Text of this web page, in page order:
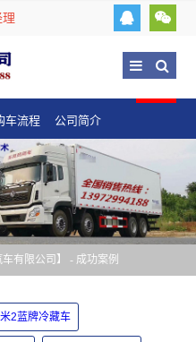
车流程 公司简介
有限公司】 - 成功案例
2蓝牌冷藏车